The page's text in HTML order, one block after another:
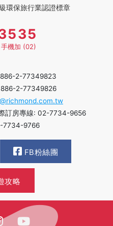
環保旅行業認證標章
機加 (02)
2-77349823
2-77349826
訂房專線: 02-7734-9656
7734-9766
FB粉絲團
攻略